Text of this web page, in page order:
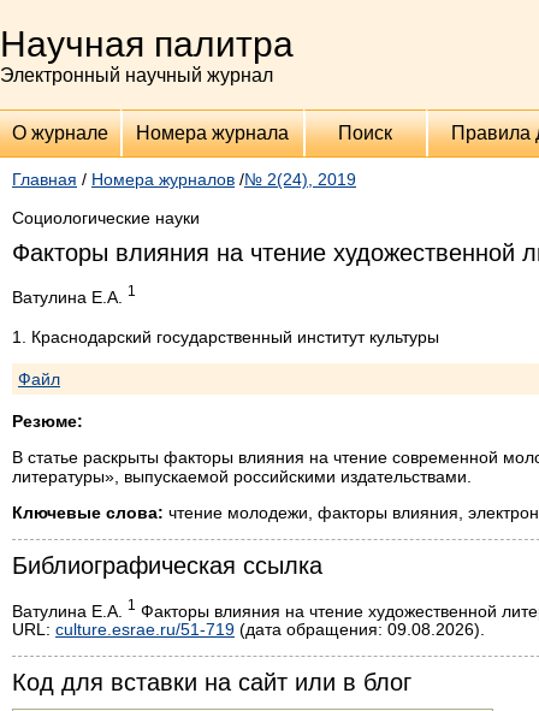
Научная палитра
Электронный научный журнал
О журнале Номера журнала Поиск Правила
Главная / Номера журналов /№ 2(24), 2019
Социологические науки
Факторы влияния на чтение художественной
Ватулина Е.А. 1
1. Краснодарский государственный институт культуры
Файл
Резюме:
В статье раскрыты факторы влияния на чтение современной
литературы», выпускаемой российскими издательствами.
Ключевые слова: чтение молодежи, факторы влияния,
Библиографическая ссылка
Ватулина Е.А. 1 Факторы влияния на чтение художественной
URL: culture.esrae.ru/51-719 (дата обращения: 09.08.2026).
Код для вставки на сайт или в блог